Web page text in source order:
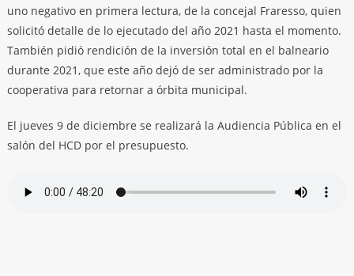
uno negativo en primera lectura, de la concejal Fraresso, quien
solicitó detalle de lo ejecutado del año 2021 hasta el momento.
También pidió rendición de la inversión total en el balneario
durante 2021, que este año dejó de ser administrado por la
cooperativa para retornar a órbita municipal.
El jueves 9 de diciembre se realizará la Audiencia Pública en el
salón del HCD por el presupuesto.